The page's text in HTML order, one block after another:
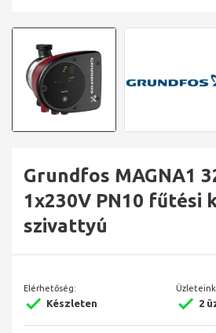
Grundfos MAGNA1
1x230V PN10 fűtési
szivattyú
Elérhetőség:
Készleten 2